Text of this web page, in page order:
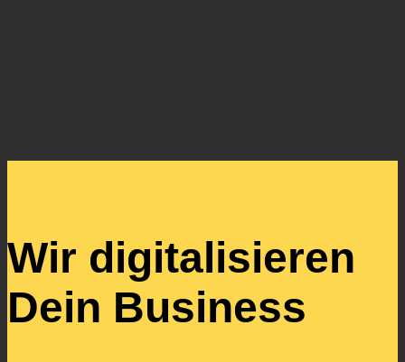
Wir digitalisieren
Dein Business